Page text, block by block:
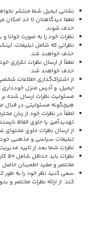
نشانی ایمیل شما منتشر
لطفا دیدگاهتان تا حد امکان
حذف شوند.
نظرات خود را به صورت خوانا و
نظراتی که شامل تبلیغات،
حذف خواهند شد.
لطفاً از ارسال نظرات تکراری
حذف خواهند شد.
از اشتراک‌گذاری اطلاعات
ایمیل، و آدرس منزل خودداری
مسئولیت نظرات ارسال شده
هیچگونه مسئولیتی در قبال
لطفاً در نظرات خود از زبان
تهدیدآمیز، یا حاوی الفاظ
از ارسال نظرات حاوی محتوای
تبلیغات سیاسی و مذهبی
نظرات شما بعد از تایید
مختصر و مفید اطمینان
سعی کنید نظر خود را به طور
کند. از ارائه نظرات مختصر و